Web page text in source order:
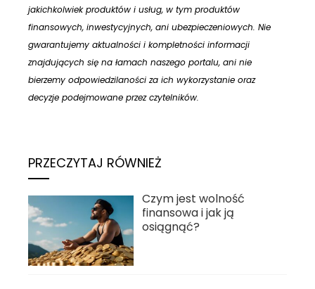
jakichkolwiek produktów i usług, w tym produktów
finansowych, inwestycyjnych, ani ubezpieczeniowych. Nie
gwarantujemy aktualności i kompletności informacji
znajdujących się na łamach naszego portalu, ani nie
bierzemy odpowiedzilaności za ich wykorzystanie oraz
decyzje podejmowane przez czytelników.
PRZECZYTAJ RÓWNIEŻ
Czym jest wolność
finansowa i jak ją
osiągnąć?